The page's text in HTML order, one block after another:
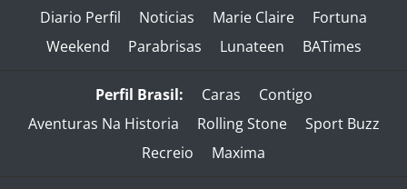
Diario Perfil Noticias Marie Claire
Fortuna
Weekend
Parabrisas Lunateen BATimes
Perfil Brasil: Caras
Contigo
Aventuras Na Historia
Rolling Stone
Sport Buzz
Recreio
Maxima